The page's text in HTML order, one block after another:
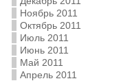
Ноябрь 2011
Октябрь 2011
Июль 2011
Июнь 2011
Май 2011
Апрель 2011